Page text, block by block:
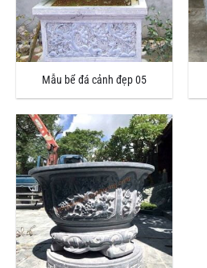
Mẫu bể đá cảnh đẹp 05